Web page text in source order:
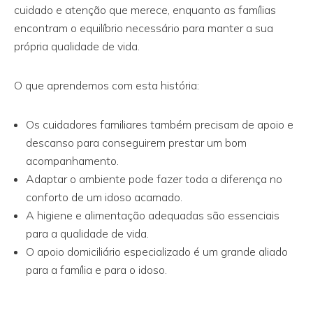
cuidado e atenção que merece, enquanto as famílias
encontram o equilíbrio necessário para manter a sua
própria qualidade de vida.
O que aprendemos com esta história:
Os cuidadores familiares também precisam de apoio e
descanso para conseguirem prestar um bom
acompanhamento.
Adaptar o ambiente pode fazer toda a diferença no
conforto de um idoso acamado.
A higiene e alimentação adequadas são essenciais
para a qualidade de vida.
O apoio domiciliário especializado é um grande aliado
para a família e para o idoso.